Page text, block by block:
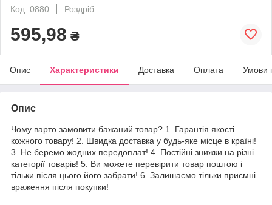
Код: 0880
Роздріб
595,98 ₴
Опис Характеристики Доставка Оплата Умови
Опис
Чому варто замовити бажаний товар? 1. Гарантія якості
кожного товару! 2. Швидка доставка у будь-яке місце в країні!
3. Не беремо жодних передоплат! 4. Постійні знижки на різні
категорії товарів! 5. Ви можете перевірити товар поштою і
тільки після цього його забрати! 6. Залишаємо тільки приємні
враження після покупки!